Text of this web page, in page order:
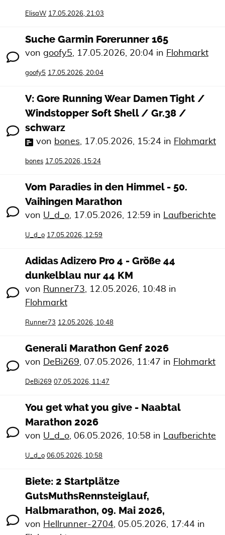
ElisaW 17.05.2026, 21:03
Suche Garmin Forerunner 165
von goofy5, 17.05.2026, 20:04 in Flohmarkt
goofy5 17.05.2026, 20:04
V: Gore Running Wear Damen Tight /
Windstopper Soft Shell / Gr.38 /
schwarz
von bones, 17.05.2026, 15:24 in Flohmarkt
bones 17.05.2026, 15:24
Vom Paradies in den Himmel - 50.
Vaihingen Marathon
von U_d_o, 17.05.2026, 12:59 in Laufberichte
U_d_o 17.05.2026, 12:59
Adidas Adizero Pro 4 - Größe 44
dunkelblau nur 44 KM
von Runner73, 12.05.2026, 10:48 in
Flohmarkt
Runner73 12.05.2026, 10:48
Generali Marathon Genf 2026
von DeBi269, 07.05.2026, 11:47 in Flohmarkt
DeBi269 07.05.2026, 11:47
You get what you give - Naabtal
Marathon 2026
von U_d_o, 06.05.2026, 10:58 in Laufberichte
U_d_o 06.05.2026, 10:58
Biete: 2 Startplätze
GutsMuthsRennsteiglauf,
Halbmarathon, 09. Mai 2026,
von Hellrunner-2704, 05.05.2026, 17:44 in